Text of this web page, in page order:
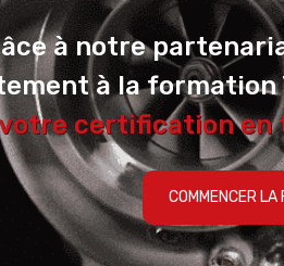
à notre
à la formation
certification en
COMMENCER LA